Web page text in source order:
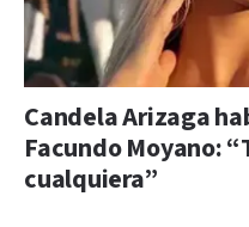
Candela Arizaga
Facundo Moyano:
cualquiera”